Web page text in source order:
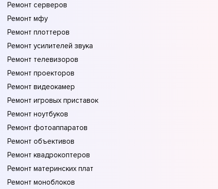
Ремонт серверов
Ремонт мфу
Ремонт плоттеров
Ремонт усилителей звука
Ремонт телевизоров
Ремонт проекторов
Ремонт видеокамер
Ремонт игровых приставок
Ремонт ноутбуков
Ремонт фотоаппаратов
Ремонт объективов
Ремонт квадрокоптеров
Ремонт материнских плат
Ремонт моноблоков